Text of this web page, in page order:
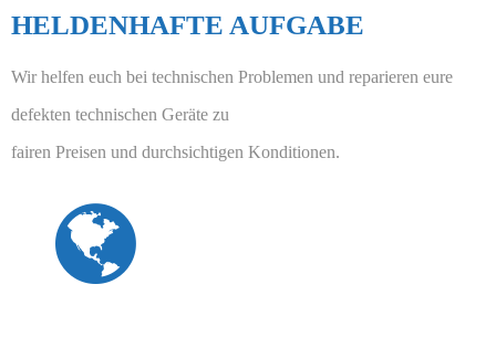
HELDENHAFTE AUFGABE
Wir helfen euch bei technischen Problemen und reparieren eure
defekten technischen Geräte zu
fairen Preisen und durchsichtigen Konditionen.